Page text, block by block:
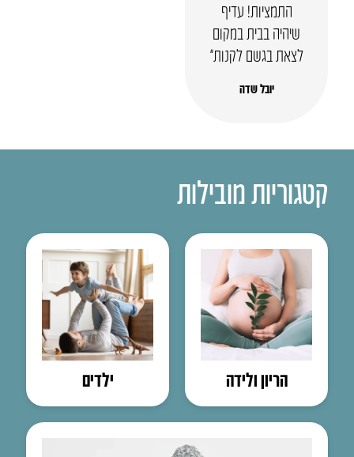
התמציות! עדיף
שיהיה בבית במקום
לצאת בגשם לקנות”
יובל שדה
קטגוריות מובילות
הריון ולידה ילדים